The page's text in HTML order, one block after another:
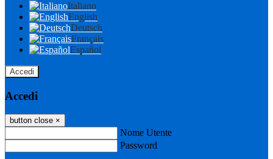
Italiano
English
Deutsch
Français
Español
Accedi
Accedi
button close ×
Nome Utente
Password